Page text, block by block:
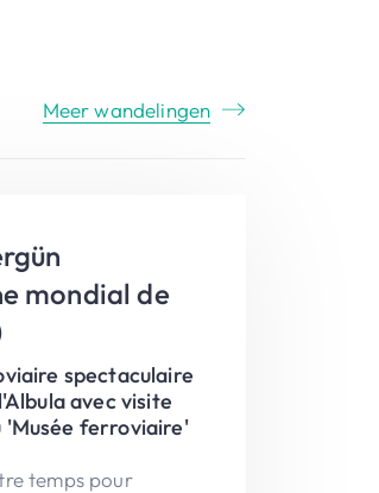
Meer wandelingen
mondial de
spectaculaire
avec visite
'Musée ferroviaire'
temps pour